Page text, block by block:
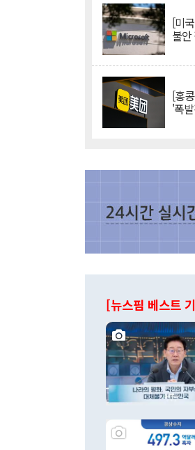
[미
불안
[홍
'폭
[뉴스핌 베스트